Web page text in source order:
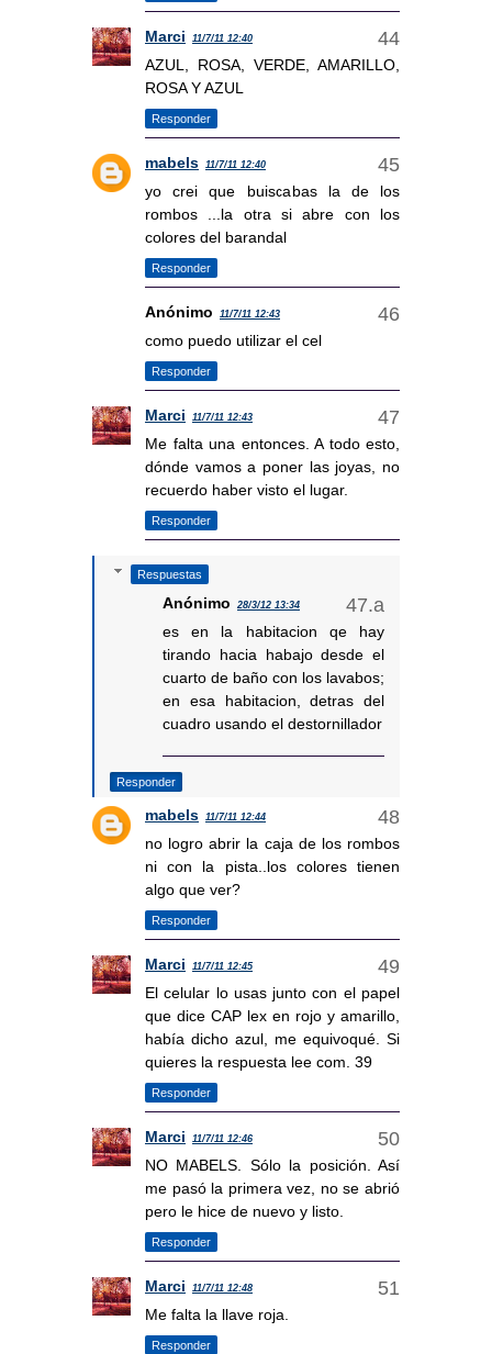
Marci 11/7/11 12:40
AZUL, ROSA, VERDE, AMARILLO,
ROSA Y AZUL
Responder
mabels 11/7/11 12:40
yo crei que buiscabas la de los
rombos ...la otra si abre con los
colores del barandal
Responder
Anónimo 11/7/11 12:43
como puedo utilizar el cel
Responder
Marci 11/7/11 12:43
Me falta una entonces. A todo esto,
dónde vamos a poner las joyas, no
recuerdo haber visto el lugar.
Responder
Respuestas
Anónimo 28/3/12 13:34
es en la habitacion qe hay
tirando hacia habajo desde el
cuarto de baño con los lavabos;
en esa habitacion, detras del
cuadro usando el destornillador
Responder
mabels 11/7/11 12:44
no logro abrir la caja de los rombos
ni con la pista..los colores tienen
algo que ver?
Responder
Marci 11/7/11 12:45
El celular lo usas junto con el papel
que dice CAP lex en rojo y amarillo,
había dicho azul, me equivoqué. Si
quieres la respuesta lee com. 39
Responder
Marci 11/7/11 12:46
NO MABELS. Sólo la posición. Así
me pasó la primera vez, no se abrió
pero le hice de nuevo y listo.
Responder
Marci 11/7/11 12:48
Me falta la llave roja.
Responder